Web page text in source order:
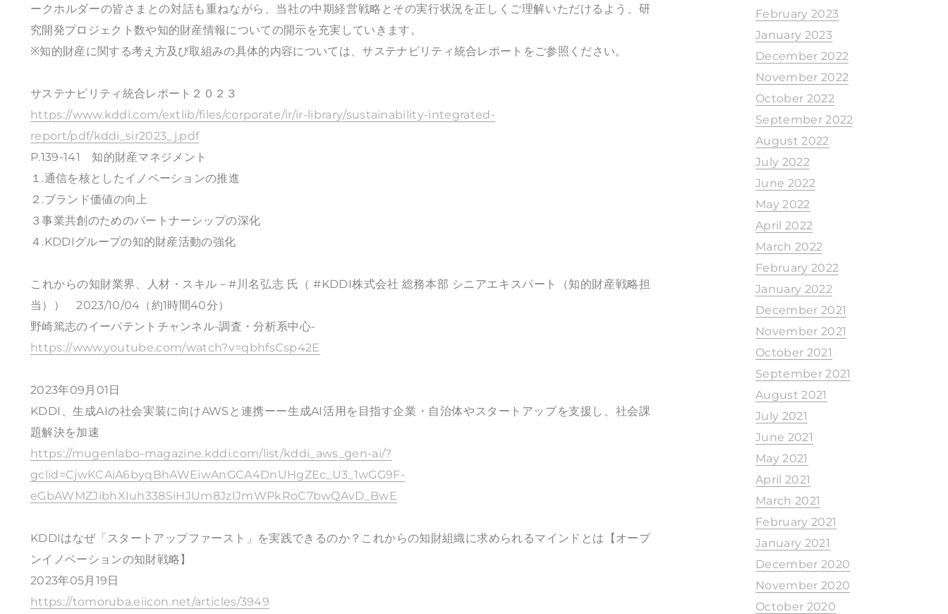
ークホルダーの皆さまとの対話も重ねながら、当社の中期経営戦略とその実行状況を正しくご理解いただけるよう、研
究開発プロジェクト数や知的財産情報についての開示を充実していきます。
※知的財産に関する考え方及び取組みの具体的内容については、サステナビリティ統合レポートをご参照ください。
サステナビリティ統合レポート２０２３
https://www.kddi.com/extlib/files/corporate/ir/ir-library/sustainability-integrated-
report/pdf/kddi_sir2023_j.pdf
P.139-141 知的財産マネジメント
１.通信を核としたイノベーションの推進
２.ブランド価値の向上
３事業共創のためのパートナーシップの深化
４.KDDIグループの知的財産活動の強化
これからの知財業界、人材・スキル－#川名弘志 氏（ #KDDI株式会社 総務本部 シニアエキスパート（知的財産戦略担
当）） 2023/10/04（約1時間40分）
野崎篤志のイーパテントチャンネル-調査・分析系中心-
https://www.youtube.com/watch?v=qbhfsCsp42E
2023年09月01日
KDDI、生成AIの社会実装に向けAWSと連携ーー生成AI活用を目指す企業・自治体やスタートアップを支援し、社会課
題解決を加速
https://mugenlabo-magazine.kddi.com/list/kddi_aws_gen-ai/?
gclid=CjwKCAiA6byqBhAWEiwAnGCA4DnUHgZEc_U3_1wGG9F-
eGbAWMZJibhXIuh338SiHJUm8JzIJmWPkRoC7bwQAvD_BwE
KDDIはなぜ「スタートアップファースト」を実践できるのか？これからの知財組織に求められるマインドとは【オープ
ンイノベーションの知財戦略】
2023年05月19日
https://tomoruba.eiicon.net/articles/3949
February 2023
January 2023
December 2022
November 2022
October 2022
September 2022
August 2022
July 2022
June 2022
May 2022
April 2022
March 2022
February 2022
January 2022
December 2021
November 2021
October 2021
September 2021
August 2021
July 2021
June 2021
May 2021
April 2021
March 2021
February 2021
January 2021
December 2020
November 2020
October 2020